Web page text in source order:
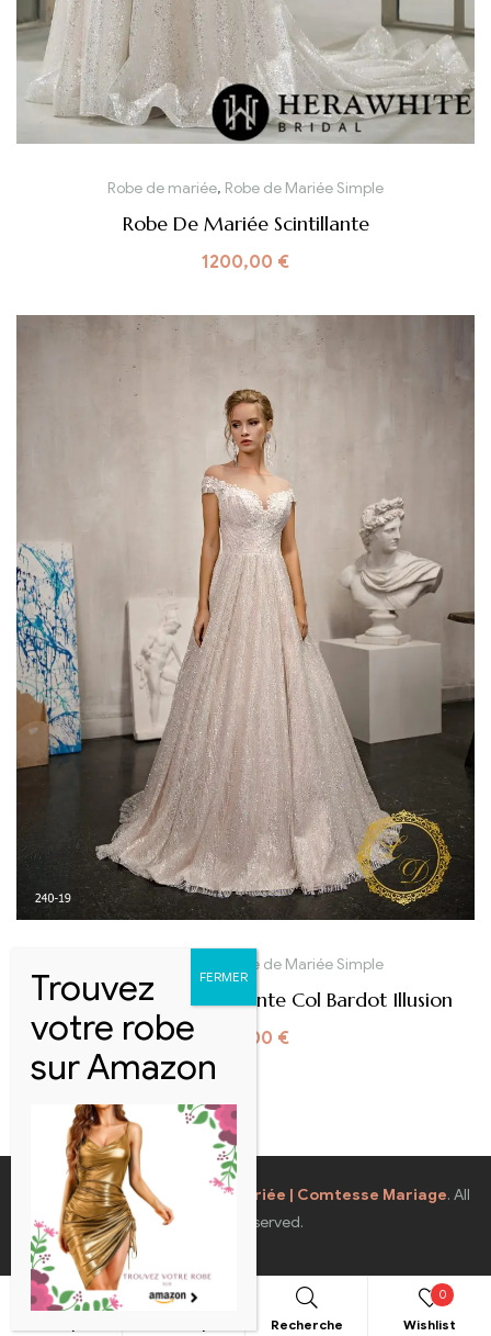
Robe de mariée, Robe de Mariée Simple
Robe De Mariée Scintillante
1200,00 €
Robe de Mariée Simple
Robe De Mariée Scintillante Col Bardot Illusion
1200,00 €
Coppyright © 2026Robes de Mariée | Comtesse Mariage. All
Rights Reserved.
Recherche Wishlist
0